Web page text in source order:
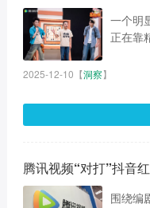
一个明
正在靠
2025-12-10 【洞察】
腾讯视频“对打”抖音
围绕编